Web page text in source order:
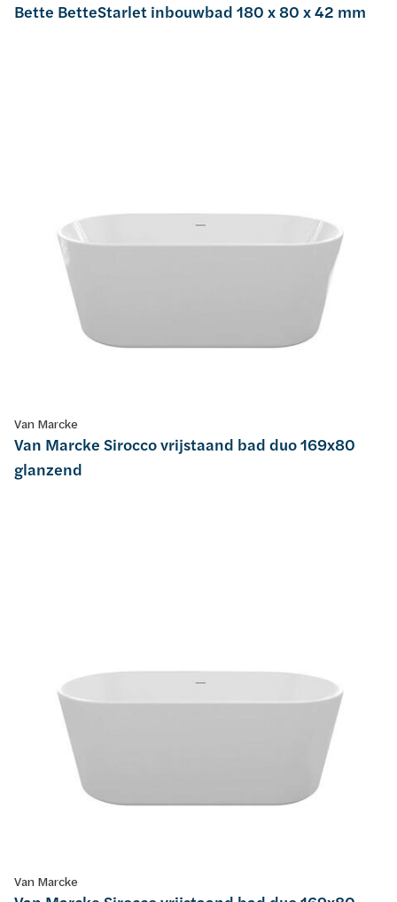
Bette BetteStarlet inbouwbad 180 x 80 x 42 mm
Van Marcke
Van Marcke Sirocco vrijstaand bad duo 169x80
glanzend
Van Marcke